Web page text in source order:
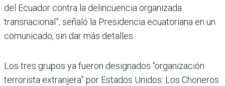
del Ecuador contra la delincuencia organizada
transnacional”, señaló la Presidencia ecuatoriana en un
comunicado, sin dar más detalles.
Los tres grupos ya fueron designados “organización
terrorista extranjera” por Estados Unidos: Los Choneros